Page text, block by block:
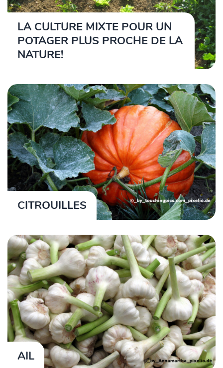
LA CULTURE MIXTE POUR UN
POTAGER PLUS PROCHE DE LA
NATURE!
CITROUILLES
AIL